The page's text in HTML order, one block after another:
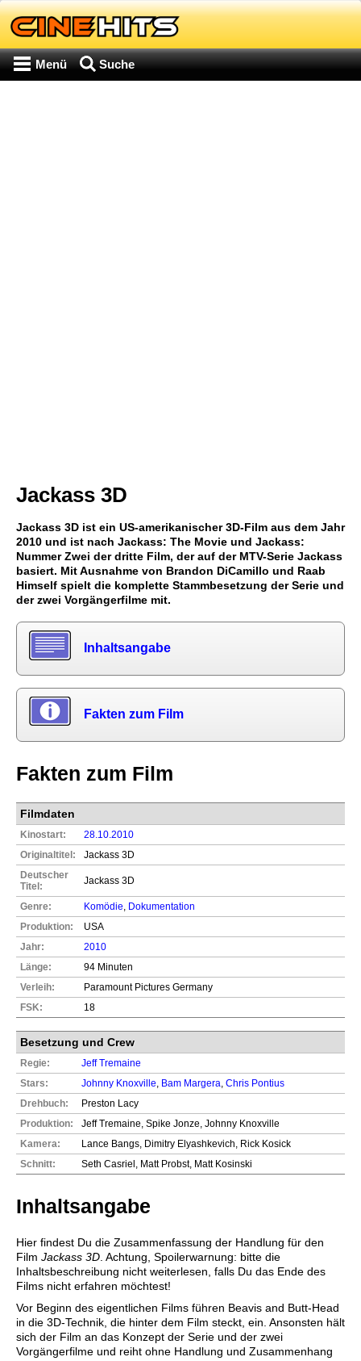
Menü Suche
Jackass 3D
Jackass 3D ist ein US-amerikanischer 3D-Film aus dem Jahr
2010 und ist nach Jackass: The Movie und Jackass:
Nummer Zwei der dritte Film, der auf der MTV-Serie Jackass
basiert. Mit Ausnahme von Brandon DiCamillo und Raab
Himself spielt die komplette Stammbesetzung der Serie und
der zwei Vorgängerfilme mit.
Inhaltsangabe
Fakten zum Film
Fakten zum Film
Filmdaten
Kinostart:
28.10.2010
Originaltitel:
Jackass 3D
Deutscher
Titel:
Jackass 3D
Genre: Komödie Dokumentation
Produktion:
USA
Jahr:
2010
Länge:
94 Minuten
Verleih:
Paramount Pictures Germany
FSK:
18
Besetzung und Crew
Regie:
Jeff Tremaine
Stars:
Johnny Knoxville Bam Margera Chris Pontius
Drehbuch:
Preston Lacy
Produktion:
Jeff Tremaine, Spike Jonze, Johnny Knoxville
Kamera:
Lance Bangs, Dimitry Elyashkevich, Rick Kosick
Schnitt:
Seth Casriel, Matt Probst, Matt Kosinski
Inhaltsangabe
Hier findest Du die Zusammenfassung der Handlung für den
Film Jackass 3D . Achtung, Spoilerwarnung: bitte die
Inhaltsbeschreibung nicht weiterlesen, falls Du das Ende des
Films nicht erfahren möchtest!
Vor Beginn des eigentlichen Films führen Beavis and Butt-Head
in die 3D-Technik, die hinter dem Film steckt, ein. Ansonsten hält
sich der Film an das Konzept der Serie und der zwei
Vorgängerfilme und reiht ohne Handlung und Zusammenhang